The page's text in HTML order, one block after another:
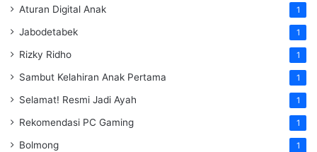
Aturan Digital Anak 1
Jabodetabek 1
Rizky Ridho 1
Sambut Kelahiran Anak Pertama 1
Selamat! Resmi Jadi Ayah 1
Rekomendasi PC Gaming 1
Bolmong 1